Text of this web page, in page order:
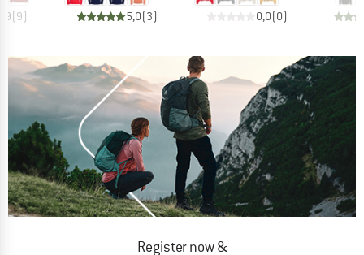
(9)
5,0(3)
0,0(0)
Register now &